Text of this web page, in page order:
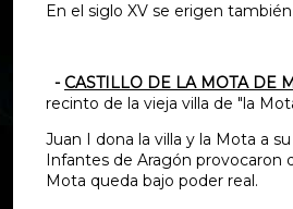
En el siglo XV se erigen
- CASTILLO DE LA MOTA DE
recinto de la vieja villa de "la
Juan I dona la villa y la Mota a
Infantes de Aragón provocaron
Mota queda bajo poder real.